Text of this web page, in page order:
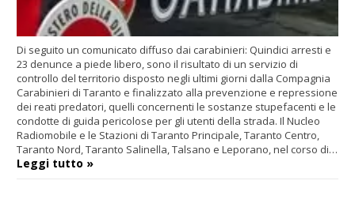
Di seguito un comunicato diffuso dai carabinieri: Quindici arresti e
23 denunce a piede libero, sono il risultato di un servizio di
controllo del territorio disposto negli ultimi giorni dalla Compagnia
Carabinieri di Taranto e finalizzato alla prevenzione e repressione
dei reati predatori, quelli concernenti le sostanze stupefacenti e le
condotte di guida pericolose per gli utenti della strada. Il Nucleo
Radiomobile e le Stazioni di Taranto Principale, Taranto Centro,
Taranto Nord, Taranto Salinella, Talsano e Leporano, nel corso di…
Leggi tutto »